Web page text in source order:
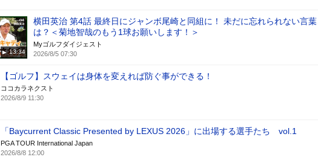
13:34
横田英治 第4話 最終日にジャンボ尾崎と同組に！ 未だに忘れられない言葉
は？＜菊地智哉のもう1球お願いします！＞
Myゴルフダイジェスト
2026/8/5 07:30
【ゴルフ】スウェイは身体を変えれば防ぐ事ができる！
ココカラネクスト
2026/8/9 11:30
「Baycurrent Classic Presented by LEXUS 2026」に出場する選手たち vol.1
PGA TOUR International Japan
2026/8/8 12:00